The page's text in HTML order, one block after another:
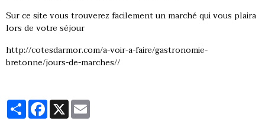
Sur ce site vous trouverez facilement un marché qui vous plaira
lors de votre séjour
http://cotesdarmor.com/a-voir-a-faire/gastronomie-
bretonne/jours-de-marches//
PartagerFacebook
X